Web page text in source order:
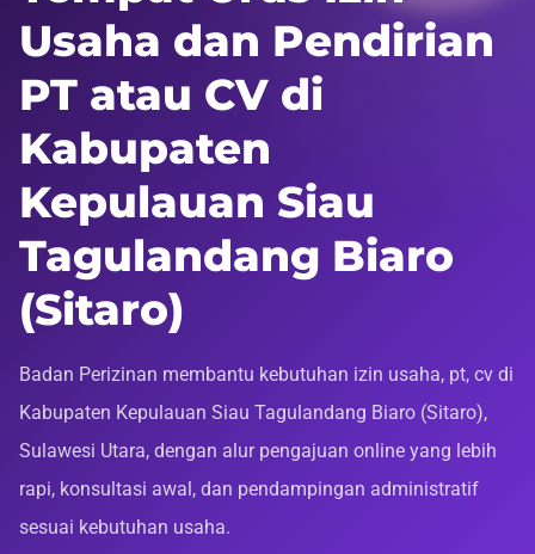
Usaha dan Pendirian
PT atau CV di
Kabupaten
Kepulauan Siau
Tagulandang Biaro
(Sitaro)
Badan Perizinan membantu kebutuhan izin usaha, pt, cv di
Kabupaten Kepulauan Siau Tagulandang Biaro (Sitaro),
Sulawesi Utara, dengan alur pengajuan online yang lebih
rapi, konsultasi awal, dan pendampingan administratif
sesuai kebutuhan usaha.